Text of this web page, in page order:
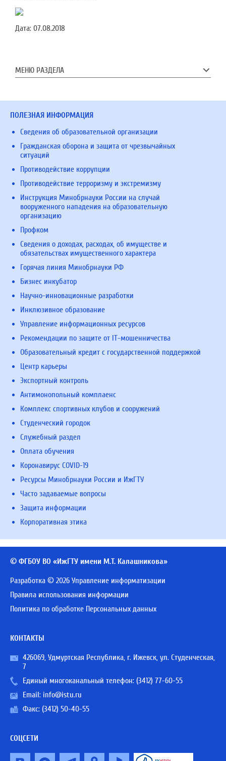
Дата: 07.08.2018
МЕНЮ РАЗДЕЛА
ПОЛЕЗНАЯ ИНФОРМАЦИЯ
Сведения об образовательной организации
Гражданская оборона и защита от чрезвычайных
ситуаций
Противодействие коррупции
Противодействие терроризму и экстремизму
Инструкция Минобрнауки России на случай
вооруженного нападения на образовательную
организацию
Профком
Сведения о доходах, расходах, об имуществе и
обязательствах имущественного характера
Горячая линия Минобрнауки РФ
Бизнес инкубатор
Научно-инновационные разработки
Инклюзивное образование
Управление информационных ресурсов
Рекомендации по защите от IT-мошенничества
Образовательный кредит с государственной поддержкой
Центр карьеры
Экспортный контроль
Антимонопольный комплаенс
Комплекс спортивных клубов и сооружений
Студенческий городок
Служебный раздел
Оплата обучения
Коронавирус COVID-19
Ресурсы Минобрнауки России и ИжГТУ
Часто задаваемые вопросы
Защита информации
Корпоративная этика
© ФГБОУ ВО «ИжГТУ имени М.Т. Калашникова»
Разработка © 2026 Управление информатизации
Правила использования информации
Политика по обработке Персональных данных
КОНТАКТЫ
426069, Удмуртская Республика, г. Ижевск, ул. Студенческая,
7
Единый многоканальный телефон: (3412) 77-60-55
Email: info@istu.ru
Факс: (3412) 50-40-55
СОЦСЕТИ